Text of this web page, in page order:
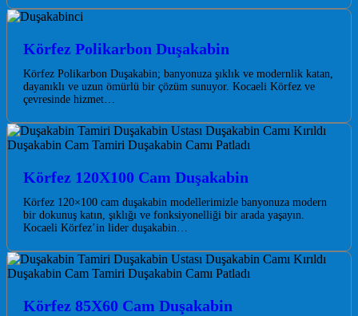
Körfez Polikarbon Duşakabin
Körfez Polikarbon Duşakabin; banyonuza şıklık ve modernlik katan,
dayanıklı ve uzun ömürlü bir çözüm sunuyor. Kocaeli Körfez ve
çevresinde hizmet…
Körfez 120X100 Cam Duşakabin
Körfez 120×100 cam duşakabin modellerimizle banyonuza modern
bir dokunuş katın, şıklığı ve fonksiyonelliği bir arada yaşayın.
Kocaeli Körfez’in lider duşakabin…
Körfez 85X60 Cam Duşakabin